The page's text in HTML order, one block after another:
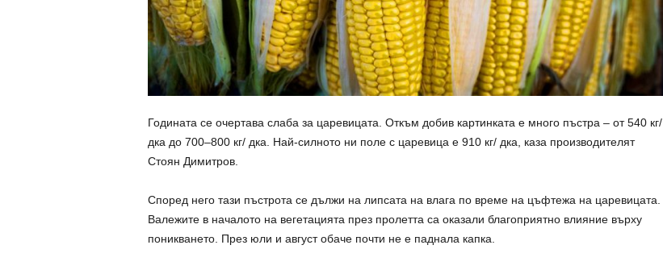
Годината се очертава слаба за царевицата. Откъм добив картинката е много пъстра – от 540 кг/
дка до 700–800 кг/ дка. Най-силното ни поле с царевица е 910 кг/ дка, каза производителят
Стоян Димитров.
Според него тази пъстрота се дължи на липсата на влага по време на цъфтежа на царевицата.
Валежите в началото на вегетацията през пролетта са оказали благоприятно влияние върху
поникването. През юли и август обаче почти не е паднала капка.